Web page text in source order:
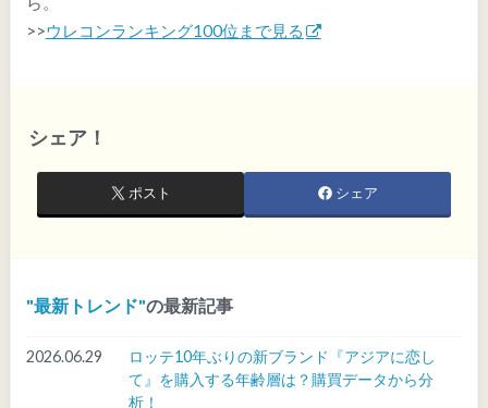
>>ウレコンランキング100位まで見る
シェア！
ポスト シェア
最新トレンド の最新記事
2026.06.29
ロッテ10年ぶりの新ブランド『アジアに恋し
て』を購入する年齢層は？購買データから分
析！